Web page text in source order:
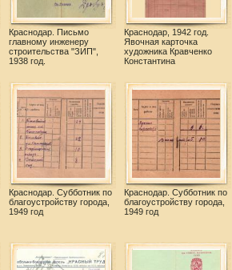
Краснодар. Письмо
главному инженеру
строительства "ЗИП",
1938 год.
Краснодар, 1942 год.
Явочная карточка
художника Кравченко
Константина
Краснодар. Субботник по
благоустройству города,
1949 год
Краснодар. Субботник по
благоустройству города,
1949 год